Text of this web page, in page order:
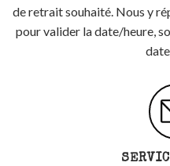
de retrait souhaité. Nous y
pour valider la date/heure,